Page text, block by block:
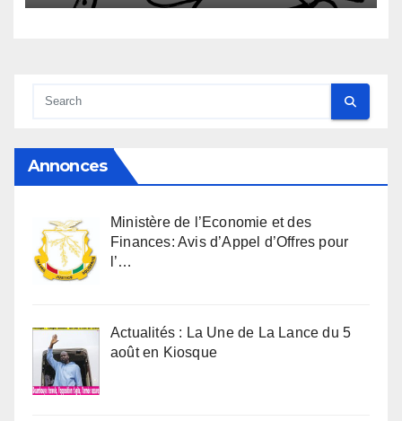
Annonces
Ministère de l’Economie et des
Finances: Avis d’Appel d’Offres pour
l’…
Actualités : La Une de La Lance du 5
août en Kiosque